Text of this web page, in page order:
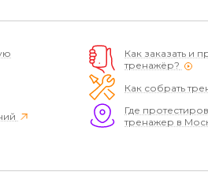
Как заказать и
тренажёр?
Как собрать
Где
тренажер в